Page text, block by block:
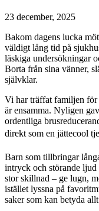
23 december, 2025
Bakom dagens lucka
väldigt lång tid på
läskiga undersökningar
Borta från sina vänner,
självklar.
Vi har träffat familjen för
är ensamma. Nyligen
ordentliga
direkt som en jättecool
Barn som tillbringar
intryck och störande ljud
stor skillnad – ge lugn,
istället lyssna på
saker som kan betyda